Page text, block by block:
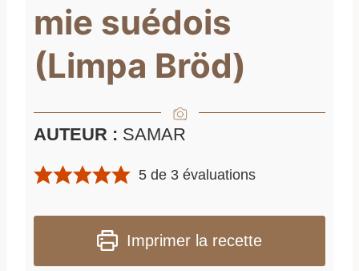
mie suédois
(Limpa Bröd)
AUTEUR : SAMAR
5 de 3 évaluations
Imprimer la recette